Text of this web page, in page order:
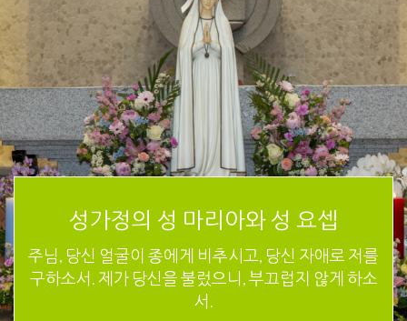
성가정의 성 마리아와 성 요셉
주님, 당신 얼굴이 종에게 비추시고, 당신 자애로 저를
구하소서. 제가 당신을 불렀으니, 부끄럽지 않게 하소
서.